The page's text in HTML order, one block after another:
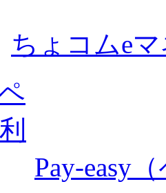
ちょコムe
Pay-easy